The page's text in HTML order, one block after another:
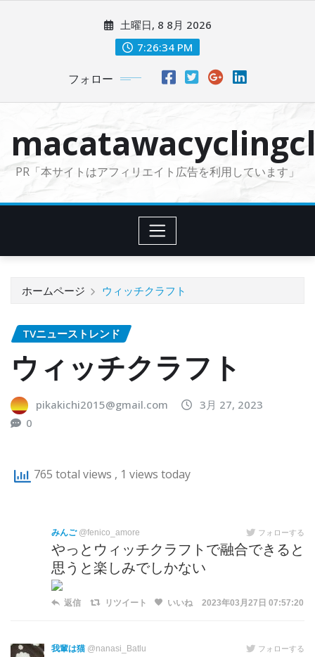
に
土曜日, 8 8月 2026
7:26:35 PM
フォロー
PR「本サイトはアフィリエイト広告を利用しています」
ホームページ ウィッチクラフト
TVニューストレンド
ウィッチクラフト
pikakichi2015@gmail.com
3月 27, 2023
0
765 total views , 1 views today
みんご @fenico_amore フォローする
やっとウィッチクラフトで融合できると
思うと楽しみでしかない
返信 リツイート いいね 2023年03月27日 07:57:20
我輩は猫 @nanasi_Batlu フォローする